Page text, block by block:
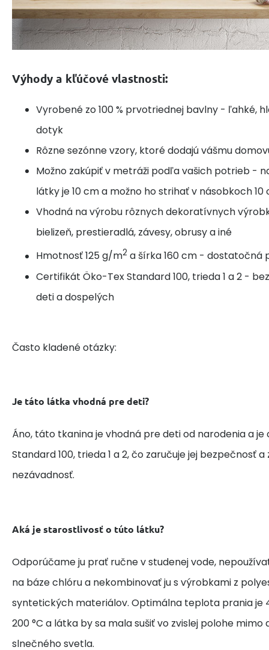
Výhody a kľúčové vlastnosti:
Vyrobené zo 100 % prvotriednej bavlny - ľahké,
dotyk
Rôzne sezónne vzory, ktoré dodajú vášmu
Možno zakúpiť v metráži podľa vašich potrieb -
látky je 10 cm a možno ho strihať v násobkoch 10
Vhodná na výrobu rôznych dekoratívnych
bielizeň, prestieradlá, závesy, obrusy a iné
Hmotnosť 125 g/m2 a šírka 160 cm - dostatočná
Certifikát Öko-Tex Standard 100, trieda 1 a 2 -
deti a dospelých
Často kladené otázky:
Je táto látka vhodná pre deti?
Áno, táto tkanina je vhodná pre deti od narodenia a
Standard 100, trieda 1 a 2, čo zaručuje jej bezpečnosť
nezávadnosť.
Aká je starostlivosť o túto látku?
Odporúčame ju prať ručne v studenej vode,
na báze chlóru a nekombinovať ju s výrobkami z
syntetických materiálov. Optimálna teplota prania je
200 °C a látka by sa mala sušiť vo zvislej polohe
slnečného svetla.